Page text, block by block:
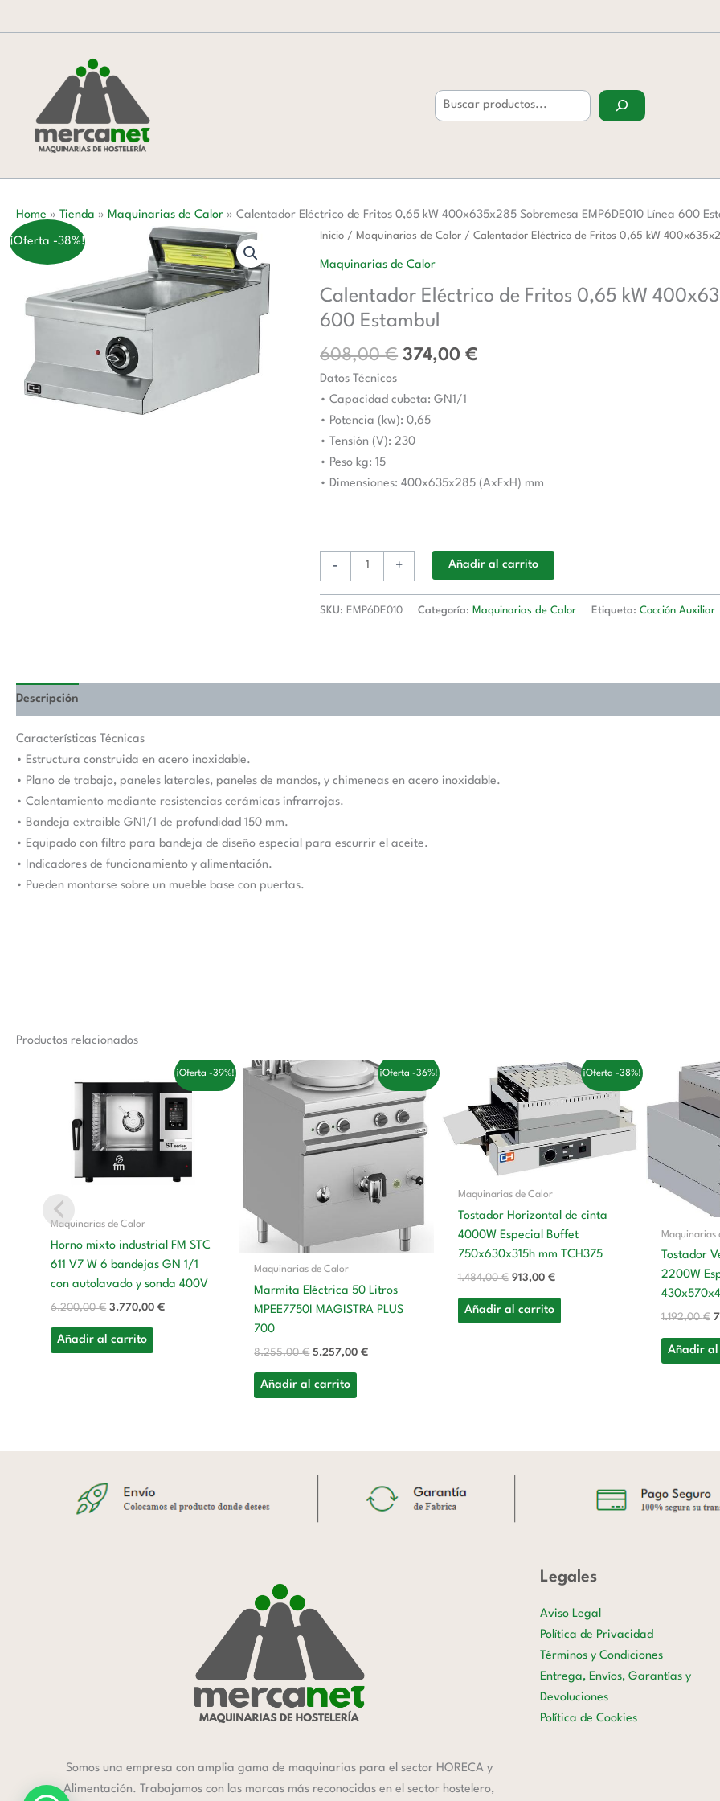
al
Home » Tienda » Maquinarias de Calor » Calentador Eléctrico de Fritos 0,65 kW 400x635x285 Sobremesa EMP6DE010 Línea 600
¡Oferta -38%! Inicio / Maquinarias de Calor / Calentador Eléctrico de Fritos 0,65 kW
Maquinarias de Calor
Calentador Eléctrico de Fritos 0,65 kW
600 Estambul
608,00€
El
precio
era:
608,00 €.
374,00€
El
es:
Datos Técnicos
• Capacidad cubeta: GN1/1
• Potencia (kw): 0,65
• Tensión (V): 230
• Peso kg: 15
• Dimensiones: 400x635x285 (AxFxH) mm
-
Calentador
Fritos
0,65
400x635x285
Sobremesa
EMP6DE010
Línea
600
Estambul
cantidad
+ Añadir al carrito
SKU: EMP6DE010 Categoría: Maquinarias de Calor Etiqueta:Cocción Auxiliar
Descripción
Características Técnicas
• Estructura construida en acero inoxidable.
• Plano de trabajo, paneles laterales, paneles de mandos, y chimeneas en acero inoxidable.
• Calentamiento mediante resistencias cerámicas infrarrojas.
• Bandeja extraible GN1/1 de profundidad 150 mm.
• Equipado con filtro para bandeja de diseño especial para escurrir el aceite.
• Indicadores de funcionamiento y alimentación.
• Pueden montarse sobre un mueble base con puertas.
Productos relacionados
¡Oferta -39%!
Maquinarias de Calor
Horno mixto industrial FM STC
611 V7 W 6 bandejas GN 1/1
con autolavado y sonda 400V
6.200,00€
precio
original
era:
6.200,00 €.
3.770,00€
precio
actual
es:
3.770,00 €.
Añadir al carrito
¡Oferta -36%!
Maquinarias de Calor
Marmita Eléctrica 50 Litros
MPEE7750I MAGISTRA PLUS
700
8.255,00€
precio
original
era:
8.255,00 €.
5.257,00€
El
precio
actual
es:
5.257,00 €.
Añadir al carrito
¡Oferta -38%!
Maquinarias de Calor
Tostador Horizontal de cinta
4000W Especial Buffet
750x630x315h mm TCH375
1.484,00€
El
precio
original
era:
1.484,00 €.
913,00 €
El
precio
actual
913,00 €.
Añadir al carrito
Maquinarias
Tostador
2200W
1.192,00€
Añadir
Somos una empresa con amplia gama de maquinarias para el sector HORECA y
Alimentación. Trabajamos con las marcas más reconocidas en el sector hostelero,
Legales
Aviso Legal
Política de Privacidad
Términos y Condiciones
Entrega, Envíos, Garantías y
Devoluciones
Política de Cookies